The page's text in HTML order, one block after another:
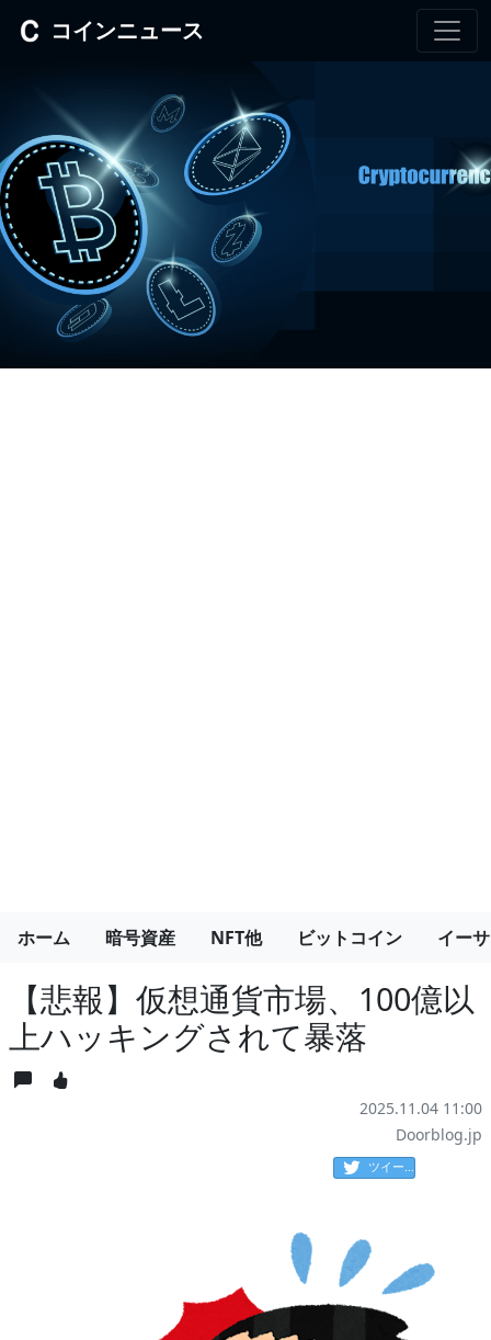
コインニュース
ホーム 暗号資産 NFT他 ビットコイン イー
【悲報】仮想通貨市場、100億以
上ハッキングされて暴落
2025.11.04 11:00
Doorblog.jp
ツイート